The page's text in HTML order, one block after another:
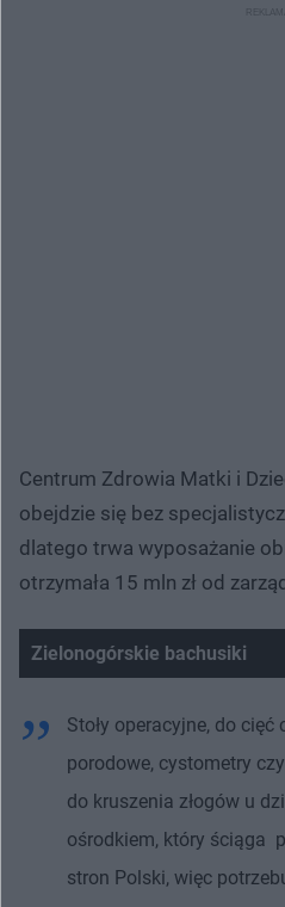
Centrum Zdrowia Matki i
obejdzie się bez
dlatego trwa wyposażanie
otrzymała 15 mln zł od
Zielonogórskie bachusiki
Spróbuj ponownie
Stoły operacyjne, do cięć
porodowe, cystometry
do kruszenia złogów u
ośrodkiem, który ściąga
stron Polski, więc